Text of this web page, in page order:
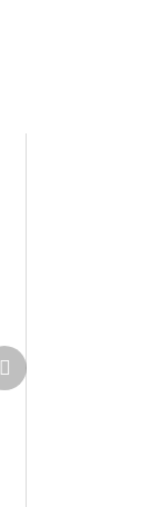
Ďalší
produkt